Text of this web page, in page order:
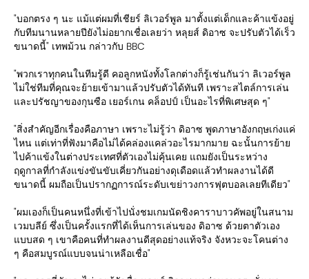
"บอกตรง ๆ นะ แม้แต่ผมที่เชียร์ ลิเวอร์พูล มาตั้งแต่เด็กและค้าแข้งอยู่
กับทีมนานหลายปียังไม่อยากเชื่อเลยว่า หลุยส์ ดิอาซ จะปรับตัวได้เร็ว
ขนาดนี้" เทพม้วน กล่าวกับ BBC
"พวกเราทุกคนในทีมรู้ดี คอลูกหนังทั้งโลกต่างก็รู้เช่นกันว่า ลิเวอร์พูล
ไม่ใช่ทีมที่คุณจะย้ายเข้ามาแล้วปรับตัวได้ทันที เพราะสไตล์การเล่น
และปรัชญาของกุนซือ เยอร์เกน คล็อปป์ เป็นอะไรที่พิเศษสุด ๆ"
"สิ่งสำคัญอีกเรื่องคือภาษา เพราะไม่รู้ว่า ดิอาซ พูดภาษาอังกฤษเก่งแค่
ไหน แต่เท่าที่ฟังมาคือไม่ได้คล่องแคล่วอะไรมากมาย ฉะนั้นการย้าย
ไปค้าแข้งในต่างประเทศที่ตัวเองไม่คุ้นเคย แถมยังเป็นระหว่าง
ฤดูกาลที่กำลังแข่งขันขับเคี่ยวกันอย่างดุเดือดแล้วทำผลงานได้ดี
ขนาดนี้ ผมถือเป็นปรากฏการณ์ระดับเขย่าวงการฟุตบอลเลยทีเดียว"
"ผมเองก็เป็นคนหนึ่งที่เข้าไปนั่งชมเกมนัดชิงคาราบาวคัพอยู่ในสนาม
เวมบลีย์ ซึ่งเป็นครั้งแรกที่ได้เห็นการเล่นของ ดิอาซ ด้วยตาตัวเอง
แบบสด ๆ เขาคือคนที่ทำผลงานดีสุดอย่างแท้จริง จังหวะจะโคนต่าง
ๆ คือสมบูรณ์แบบจนน่าเหลือเชื่อ"